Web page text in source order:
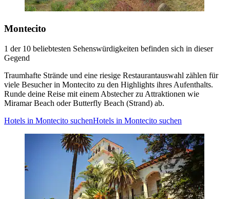
Montecito
1 der 10 beliebtesten Sehenswürdigkeiten befinden sich in dieser
Gegend
Traumhafte Strände und eine riesige Restaurantauswahl zählen für
viele Besucher in Montecito zu den Highlights ihres Aufenthalts.
Runde deine Reise mit einem Abstecher zu Attraktionen wie
Miramar Beach oder Butterfly Beach (Strand) ab.
Hotels in Montecito suchenHotels in Montecito suchen